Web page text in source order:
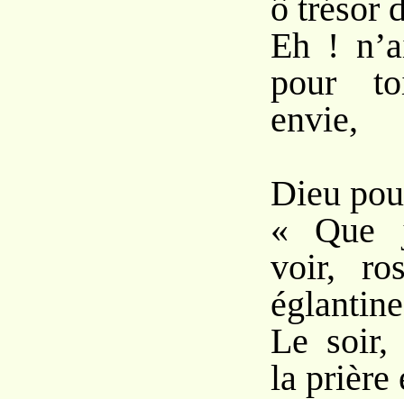
ô trésor
Eh !
pour
envie,
Dieu
« Que
voir,
Le soir,
la prière